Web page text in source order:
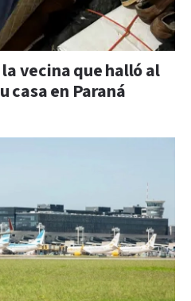
vecina que halló al
casa en Paraná